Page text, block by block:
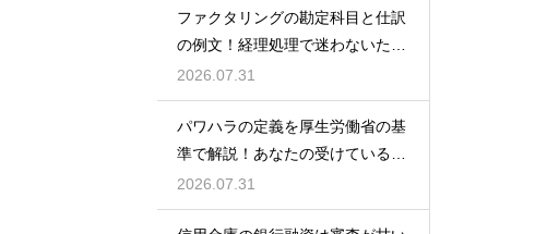
ファクタリングの勘定科目と仕訳
の例文！経理処理で迷わないため
の知識
2026.07.31
パワハラの定義を厚生労働省の基
準で解説！あなたの受けている行
為は該当する？
2026.07.31